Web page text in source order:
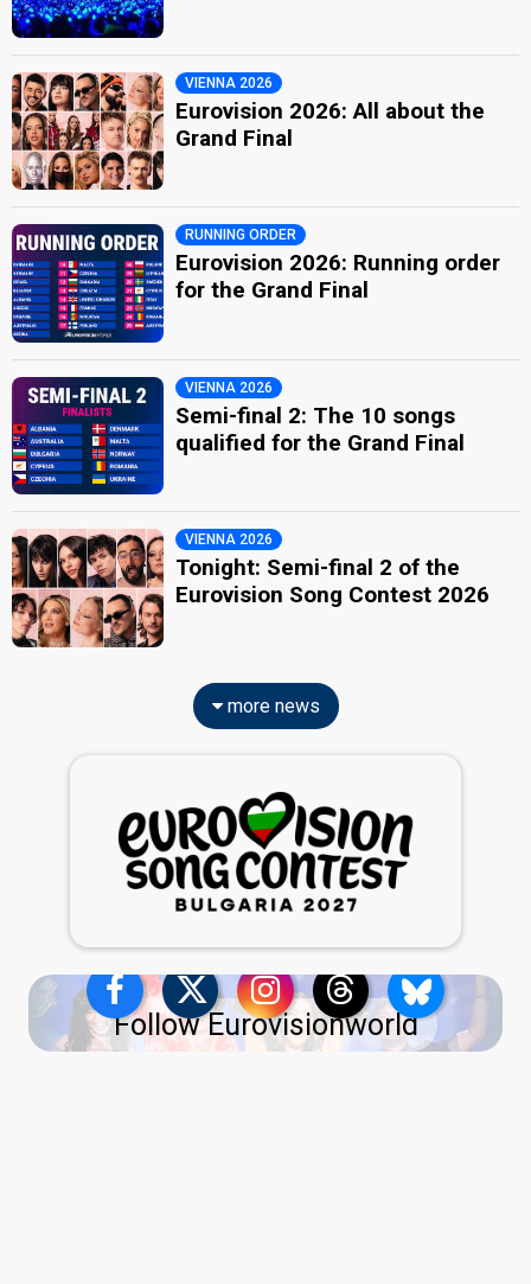
VIENNA 2026
Eurovision 2026: All about the
Grand Final
RUNNING ORDER
Eurovision 2026: Running order
for the Grand Final
VIENNA 2026
Semi-final 2: The 10 songs
qualified for the Grand Final
VIENNA 2026
Tonight: Semi-final 2 of the
Eurovision Song Contest 2026
more news
Follow Eurovisionworld